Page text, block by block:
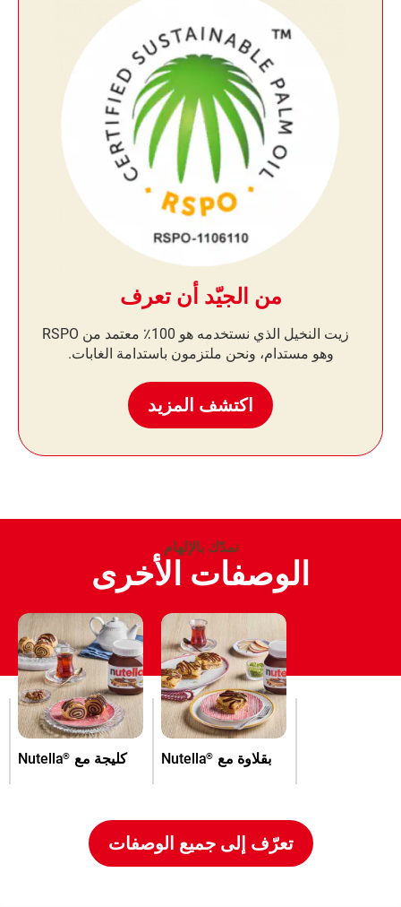
من الجيّد أن تعرف
زيت النخيل الذي نستخدمه هو 100٪ معتمد من RSPO
وهو مستدام، ونحن ملتزمون باستدامة الغابات.
اكتشف المزيد
نمدّك بالإلهام
الوصفات الأخرى
بقلاوة مع ®
Nutella كليجة مع ®
Nutella
تعرّف إلى جميع الوصفات